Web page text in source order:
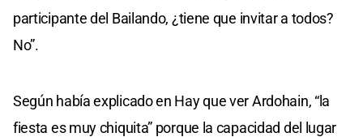
participante del Bailando, ¿tiene que invitar a todos?
No”.
Según había explicado en Hay que ver Ardohain, “la
fiesta es muy chiquita” porque la capacidad del lugar